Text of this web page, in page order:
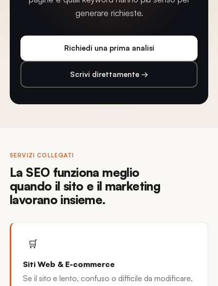
generare richieste.
Richiedi una prima analisi
Scrivi direttamente →
SERVIZI COLLEGATI
La SEO funziona meglio
quando il sito e il marketing
lavorano insieme.
🛒
Siti Web & E-commerce
Se il sito e lento, confuso o difficile da modificare,